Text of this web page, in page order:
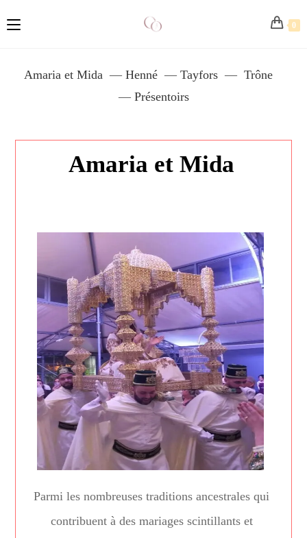
0
Amaria et Mida — Henné — Tayfors — Trône
— Présentoirs
Amaria et Mida
Parmi les nombreuses traditions ancestrales qui
contribuent à des mariages scintillants et